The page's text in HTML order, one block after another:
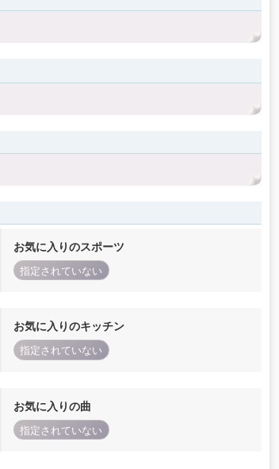
お気に入りのスポーツ
指定されていない
お気に入りのキッチン
指定されていない
お気に入りの曲
指定されていない